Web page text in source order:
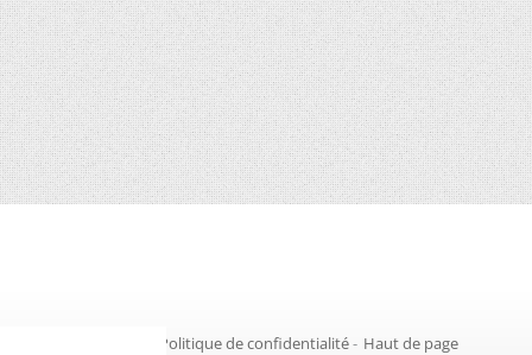
Politique de confidentialité- Haut de page